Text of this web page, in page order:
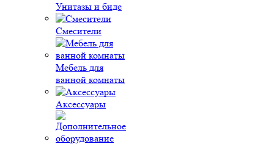
Унитазы и биде
Смесители
Мебель для
ванной комнаты
Аксессуары